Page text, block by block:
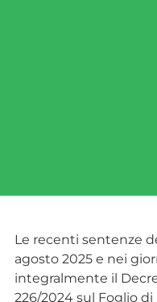
Le recenti sentenze
agosto 2025 e nei
integralmente il
226/2024 sul Foglio